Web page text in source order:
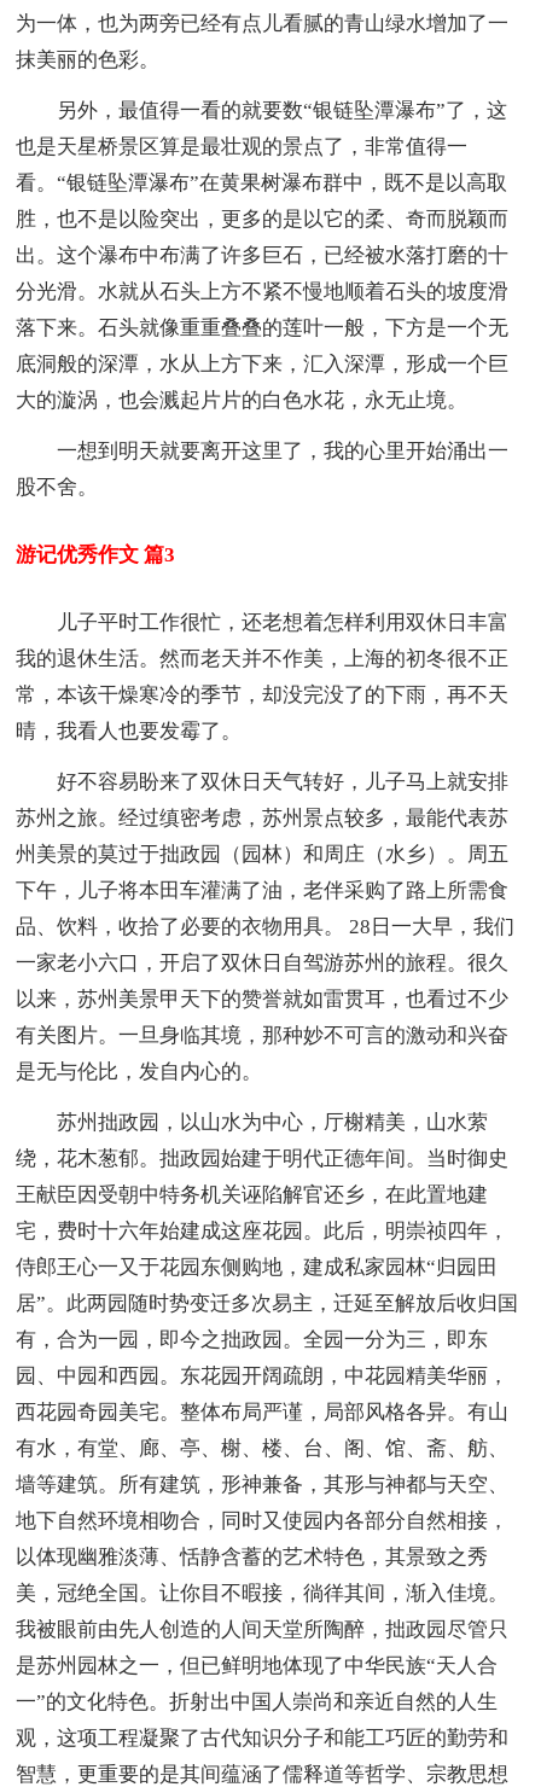
为一体，也为两旁已经有点儿看腻的青山绿水增加了一
抹美丽的色彩。
另外，最值得一看的就要数“银链坠潭瀑布”了，这
也是天星桥景区算是最壮观的景点了，非常值得一
看。“银链坠潭瀑布”在黄果树瀑布群中，既不是以高取
胜，也不是以险突出，更多的是以它的柔、奇而脱颖而
出。这个瀑布中布满了许多巨石，已经被水落打磨的十
分光滑。水就从石头上方不紧不慢地顺着石头的坡度滑
落下来。石头就像重重叠叠的莲叶一般，下方是一个无
底洞般的深潭，水从上方下来，汇入深潭，形成一个巨
大的漩涡，也会溅起片片的白色水花，永无止境。
一想到明天就要离开这里了，我的心里开始涌出一
股不舍。
游记优秀作文 篇3
儿子平时工作很忙，还老想着怎样利用双休日丰富
我的退休生活。然而老天并不作美，上海的初冬很不正
常，本该干燥寒冷的季节，却没完没了的下雨，再不天
晴，我看人也要发霉了。
好不容易盼来了双休日天气转好，儿子马上就安排
苏州之旅。经过缜密考虑，苏州景点较多，最能代表苏
州美景的莫过于拙政园（园林）和周庄（水乡）。周五
下午，儿子将本田车灌满了油，老伴采购了路上所需食
品、饮料，收拾了必要的衣物用具。 28日一大早，我们
一家老小六口，开启了双休日自驾游苏州的旅程。很久
以来，苏州美景甲天下的赞誉就如雷贯耳，也看过不少
有关图片。一旦身临其境，那种妙不可言的激动和兴奋
是无与伦比，发自内心的。
苏州拙政园，以山水为中心，厅榭精美，山水萦
绕，花木葱郁。拙政园始建于明代正德年间。当时御史
王献臣因受朝中特务机关诬陷解官还乡，在此置地建
宅，费时十六年始建成这座花园。此后，明崇祯四年，
侍郎王心一又于花园东侧购地，建成私家园林“归园田
居”。此两园随时势变迁多次易主，迁延至解放后收归国
有，合为一园，即今之拙政园。全园一分为三，即东
园、中园和西园。东花园开阔疏朗，中花园精美华丽，
西花园奇园美宅。整体布局严谨，局部风格各异。有山
有水，有堂、廊、亭、榭、楼、台、阁、馆、斋、舫、
墙等建筑。所有建筑，形神兼备，其形与神都与天空、
地下自然环境相吻合，同时又使园内各部分自然相接，
以体现幽雅淡薄、恬静含蓄的艺术特色，其景致之秀
美，冠绝全国。让你目不暇接，徜徉其间，渐入佳境。
我被眼前由先人创造的人间天堂所陶醉，拙政园尽管只
是苏州园林之一，但已鲜明地体现了中华民族“天人合
一”的文化特色。折射出中国人崇尚和亲近自然的人生
观，这项工程凝聚了古代知识分子和能工巧匠的勤劳和
智慧，更重要的是其间蕴涵了儒释道等哲学、宗教思想